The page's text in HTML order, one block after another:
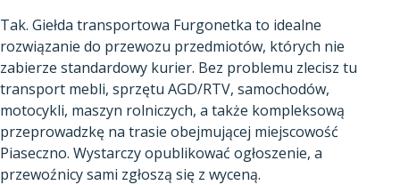
Tak. Giełda transportowa Furgonetka to idealne
rozwiązanie do przewozu przedmiotów, których nie
zabierze standardowy kurier. Bez problemu zlecisz tu
transport mebli, sprzętu AGD/RTV, samochodów,
motocykli, maszyn rolniczych, a także kompleksową
przeprowadzkę na trasie obejmującej miejscowość
Piaseczno. Wystarczy opublikować ogłoszenie, a
przewoźnicy sami zgłoszą się z wyceną.